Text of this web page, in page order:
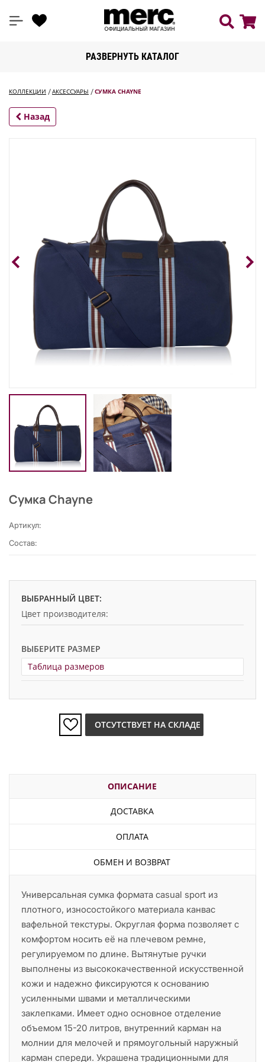
РАЗВЕРНУТЬ КАТАЛОГ
КОЛЛЕКЦИИ АКСЕССУАРЫ СУМКА CHAYNE
Назад
Сумка Chayne
Артикул:
Состав:
ВЫБРАННЫЙ ЦВЕТ:
Цвет производителя:
ВЫБЕРИТЕ РАЗМЕР
Таблица размеров
ОТСУТСТВУЕТ НА СКЛАДЕ
ОПИСАНИЕ
ДОСТАВКА
ОПЛАТА
ОБМЕН И ВОЗВРАТ
Универсальная сумка формата casual sport из
плотного, износостойкого материала канвас
вафельной текстуры. Округлая форма позволяет с
комфортом носить её на плечевом ремне,
регулируемом по длине. Вытянутые ручки
выполнены из высококачественной искусственной
кожи и надежно фиксируются к основанию
усиленными швами и металлическими
заклепками. Имеет одно основное отделение
объемом 15-20 литров, внутренний карман на
молнии для мелочей и прямоугольный наружный
карман спереди. Украшена традиционными для